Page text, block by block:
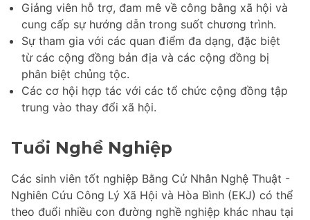
Giảng viên hỗ trợ, đam mê về công bằng xã hội và
cung cấp sự hướng dẫn trong suốt chương trình.
Sự tham gia với các quan điểm đa dạng, đặc biệt
từ các cộng đồng bản địa và các cộng đồng bị
phân biệt chủng tộc.
Các cơ hội hợp tác với các tổ chức cộng đồng tập
trung vào thay đổi xã hội.
Tuổi Nghề Nghiệp
Các sinh viên tốt nghiệp Bằng Cử Nhân Nghệ Thuật -
Nghiên Cứu Công Lý Xã Hội và Hòa Bình (EKJ) có thể
theo đuổi nhiều con đường nghề nghiệp khác nhau tại